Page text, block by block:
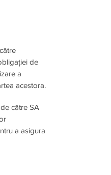
de
a
acestora.
către SA
a asigura